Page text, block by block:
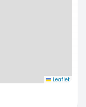
Leaflet